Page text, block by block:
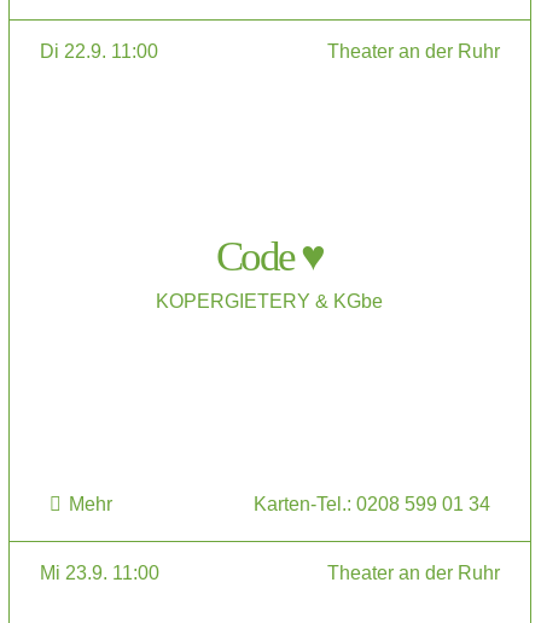
Di 22.9. 11:00 Theater an der Ruhr
Code ♥
KOPERGIETERY & KGbe
Mehr Karten-Tel.: 0208 599 01 34
Mi 23.9. 11:00 Theater an der Ruhr